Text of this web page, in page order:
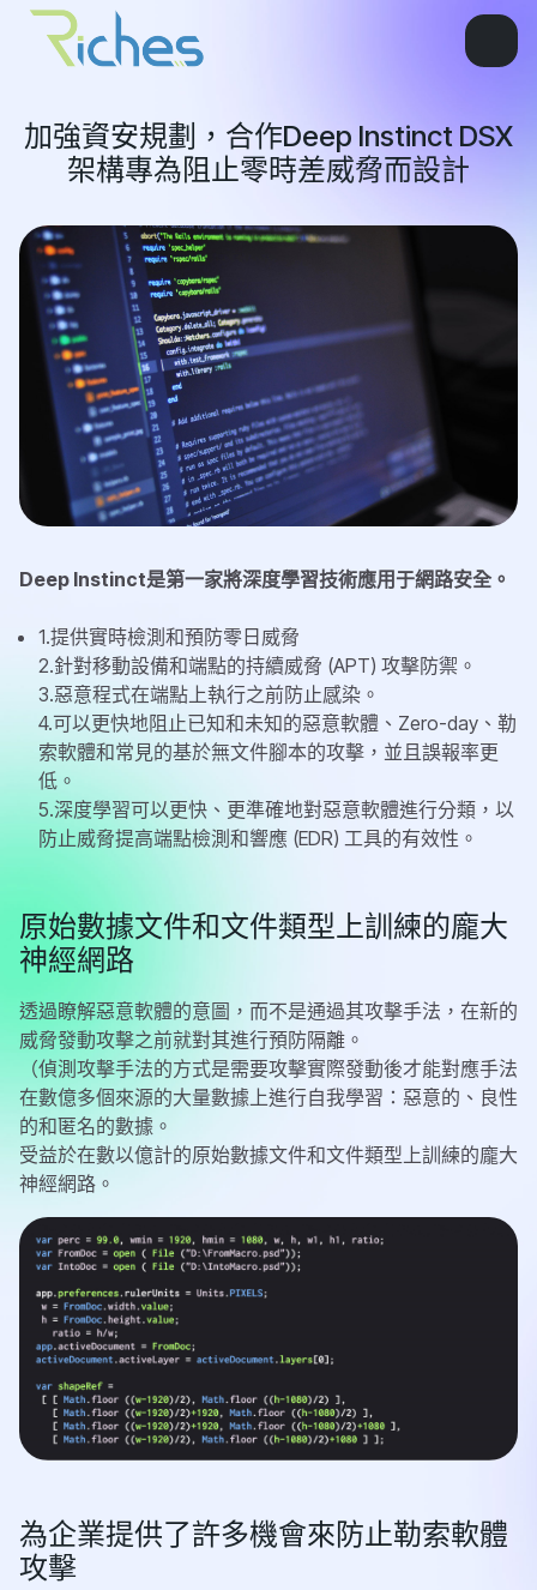
加強資安規劃，合作Deep Instinct DSX
架構專為阻止零時差威脅而設計
Deep Instinct是第一家將深度學習技術應用于網路安全。
1.提供實時檢測和預防零日威脅
2.針對移動設備和端點的持續威脅 (APT) 攻擊防禦。
3.惡意程式在端點上執行之前防止感染。
4.可以更快地阻止已知和未知的惡意軟體、Zero-day、勒
索軟體和常見的基於無文件腳本的攻擊，並且誤報率更
低。
5.深度學習可以更快、更準確地對惡意軟體進行分類，以
防止威脅提高端點檢測和響應 (EDR) 工具的有效性。
原始數據文件和文件類型上訓練的龐大
神經網路
透過瞭解惡意軟體的意圖，而不是通過其攻擊手法，在新的
威脅發動攻擊之前就對其進行預防隔離。
（偵測攻擊手法的方式是需要攻擊實際發動後才能對應手法
在數億多個來源的大量數據上進行自我學習：惡意的、良性
的和匿名的數據。
受益於在數以億計的原始數據文件和文件類型上訓練的龐大
神經網路。
為企業提供了許多機會來防止勒索軟體
攻擊